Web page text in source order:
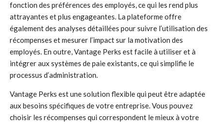
fonction des préférences des employés, ce qui les rend plus
attrayantes et plus engageantes. La plateforme offre
également des analyses détaillées pour suivre l’utilisation des
récompenses et mesurer l’impact sur la motivation des
employés. En outre, Vantage Perks est facile à utiliser et à
intégrer aux systèmes de paie existants, ce qui simplifie le
processus d’administration.
Vantage Perks est une solution flexible qui peut être adaptée
aux besoins spécifiques de votre entreprise. Vous pouvez
choisir les récompenses qui correspondent le mieux à votre